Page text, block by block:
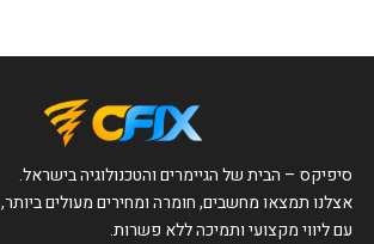
סיפיקס – הבית של הגיימרים והטכנולוגיה בישראל.
אצלנו תמצאו מחשבים, חומרה ומחירים מעולים ביותר,
עם ליווי מקצועי ותמיכה ללא פשרות.